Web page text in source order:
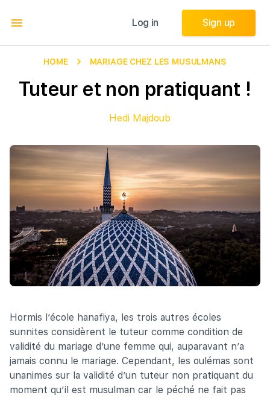
Log in Sign up
Log in Sign up
HOME MARIAGE CHEZ LES MUSULMANS
Tuteur et non pratiquant !
Hedi Majdoub
Hormis l’école hanafiya, les trois autres écoles
sunnites considèrent le tuteur comme condition de
validité du mariage d’une femme qui, auparavant n’a
jamais connu le mariage. Cependant, les oulémas sont
unanimes sur la validité d’un tuteur non pratiquant du
moment qu’il est musulman car le péché ne fait pas